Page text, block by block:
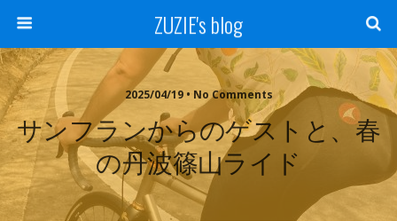
ZUZIE's blog
2025/04/19 • No Comments
サンフランからのゲストと、春
の丹波篠山ライド